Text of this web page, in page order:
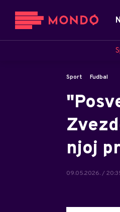
Sport Fudbal
njoj
09.05.2026. /